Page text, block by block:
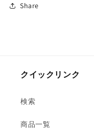
量
Share
クイックリンク
検索
商品一覧